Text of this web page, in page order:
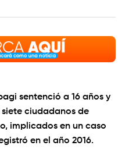
sentenció a 16 años y
ciudadanos de
implicados en un caso
en el año 2016.